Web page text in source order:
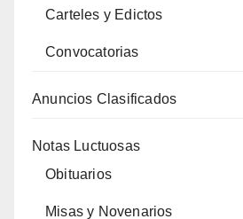
Carteles y Edictos
Convocatorias
Anuncios Clasificados
Notas Luctuosas
Obituarios
Misas y Novenarios